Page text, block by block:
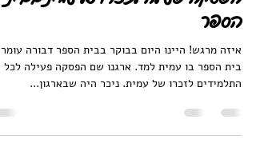
Oren Mizrahil
22 במאי 2023
זמן קריאה 1 דקות
הפסקה פעילה לזכרו של עמית בבית